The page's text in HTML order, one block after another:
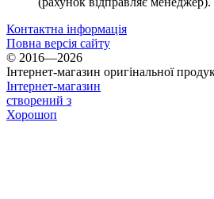
Контактна інформація
Повна версія сайту
© 2016—2026
Інтернет-магазин оригінальної
Інтернет-магазин
створений з
Хорошоп